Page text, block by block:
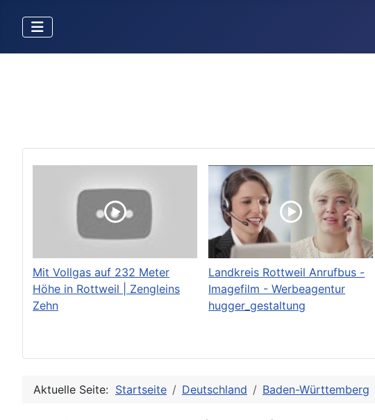
Mit Vollgas auf 232 Meter
Höhe in Rottweil | Zengleins
Zehn
Landkreis Rottweil Anrufbus -
Imagefilm - Werbeagentur
hugger_gestaltung
Aktuelle Seite: Startseite Deutschland Baden-Württemberg